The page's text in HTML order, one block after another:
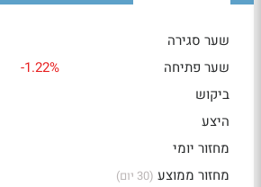
שער סגירה
שער פתיחה
-1.22%
ביקוש
היצע
מחזור יומי
מחזור ממוצע (30 יום)